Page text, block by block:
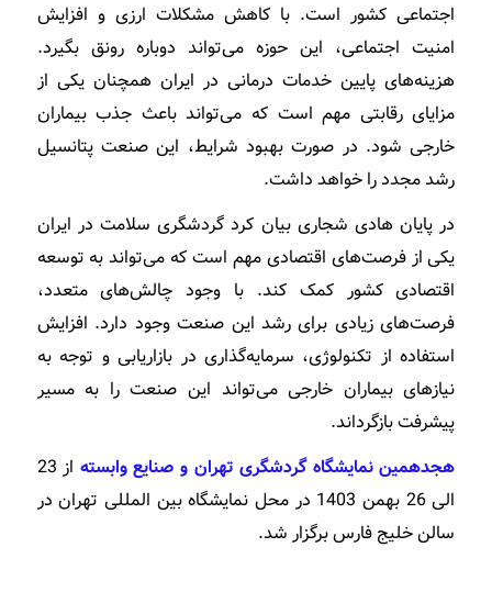
اجتماعی کشور است. با کاهش مشکلات ارزی و افزایش
امنیت اجتماعی، این حوزه می‌تواند دوباره رونق بگیرد.
هزینه‌های پایین خدمات درمانی در ایران همچنان یکی از
مزایای رقابتی مهم است که می‌تواند باعث جذب بیماران
خارجی شود. در صورت بهبود شرایط، این صنعت پتانسیل
رشد مجدد را خواهد داشت.
در پایان هادی شجاری بیان کرد گردشگری سلامت در ایران
یکی از فرصت‌های اقتصادی مهم است که می‌تواند به توسعه
اقتصادی کشور کمک کند. با وجود چالش‌های متعدد،
فرصت‌های زیادی برای رشد این صنعت وجود دارد. افزایش
استفاده از تکنولوژی، سرمایه‌گذاری در بازاریابی و توجه به
نیازهای بیماران خارجی می‌تواند این صنعت را به مسیر
پیشرفت بازگرداند.
هجدهمین نمایشگاه گردشگری تهران و صنایع وابسته
از 23
الی 26 بهمن 1403 در محل نمایشگاه بین المللی تهران در
سالن خلیج فارس برگزار شد.